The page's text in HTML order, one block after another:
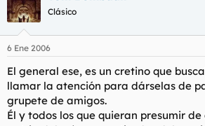
Clásico
6 Ene 2006
El general ese, es un cretino que
llamar la atención para dárselas de
grupete de amigos.
Él y todos los que quieran presumir